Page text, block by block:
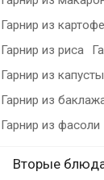
Гарнир из
Гарнир из риса
Гарнир из капусты
Гарнир из
Гарнир из фасоли
Вторые